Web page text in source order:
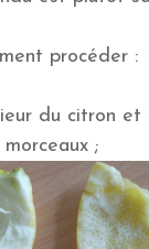
procéder :
du citron et
;